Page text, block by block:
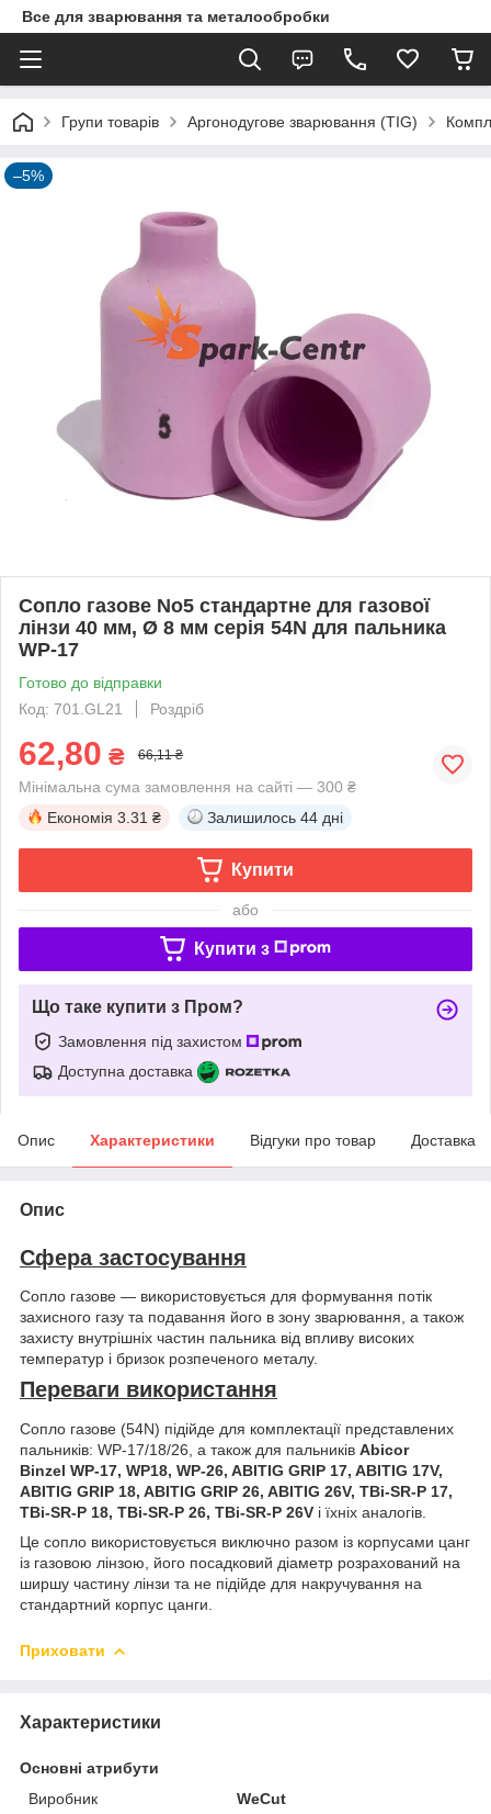
Все для зварювання та металообробки
Групи товарів Аргонодугове зварювання (TIG)
–5%
Сопло газове No5 стандартне для газової
лінзи 40 мм, Ø 8 мм серія 54N для пальника
WP-17
Готово до відправки
Код: 701.GL21
Роздріб
62,80 ₴ 66,11 ₴
Мінімальна сума замовлення на сайті — 300 ₴
Економія 3.31 ₴ Залишилось 44 дні
Купити
або
Купити з
Що таке купити з Пром?
Замовлення під захистом
Доступна доставка
Опис Характеристики Відгуки про товар Доставка
Опис
Сфера застосування
Сопло газове — використовується для формування потік
захисного газу та подавання його в зону зварювання, а також
захисту внутрішніх частин пальника від впливу високих
температур і бризок розпеченого металу.
Переваги використання
Сопло газове (54N) підійде для комплектації представлених
пальників: WP-17/18/26, а також для пальників Abicor
Binzel WP-17, WP18, WP-26, ABITIG GRIP 17, ABITIG 17V,
ABITIG GRIP 18, ABITIG GRIP 26, ABITIG 26V, TBi-SR-P 17,
TBi-SR-P 18, TBi-SR-P 26, TBi-SR-P 26V і їхніх аналогів.
Це сопло використовується виключно разом із корпусами цанг
із газовою лінзою, його посадковий діаметр розрахований на
ширшу частину лінзи та не підійде для накручування на
стандартний корпус цанги.
Приховати
Характеристики
Основні атрибути
Виробник
WeCut